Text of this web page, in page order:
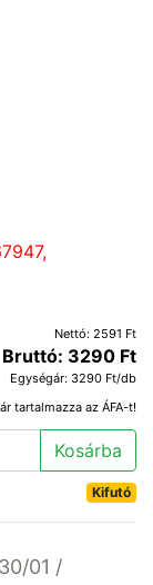
Nettó: 2591 Ft
Bruttó: 3290 Ft
Egységár: 3290 Ft/db
tartalmazza az ÁFA-t!
Kosárba
Kifutó
01 /